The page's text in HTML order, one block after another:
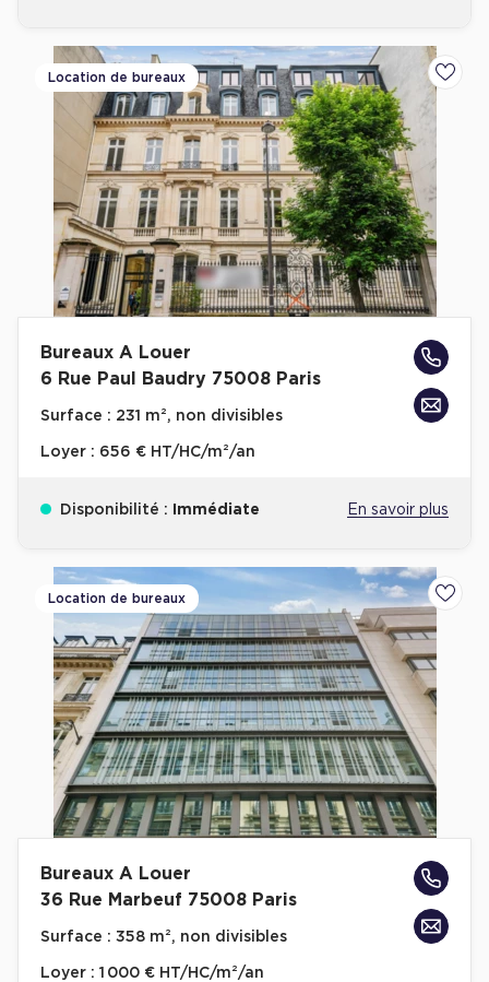
Plateaux opérés
Plateaux opérés à Paris
Plateaux opérés à Lyon
Plateaux opérés à Neuilly-sur-Seine
Plateaux opérés à Saint-Ouen
Plateaux opérés à Boulogne-Billancourt
Collections Flex / Coworking
Bureaux privés avec terrasse
Cas Clients
Location de bureaux
Bureaux A Louer
6 Rue Paul Baudry 75008 Paris
Surface : 231 m², non divisibles
Loyer : 656 € HT/HC/m²/an
Disponibilité : Immédiate En savoir plus
Location de bureaux
Bureaux A Louer
36 Rue Marbeuf 75008 Paris
Surface : 358 m², non divisibles
Loyer : 1 000 € HT/HC/m²/an